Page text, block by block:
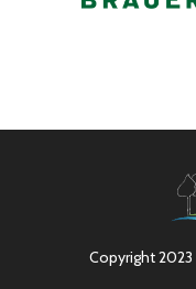
Copyright 2023